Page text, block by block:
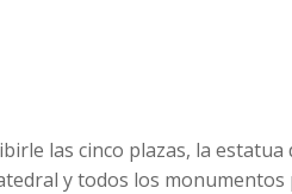
las cinco plazas, la estatua
y todos los monumentos